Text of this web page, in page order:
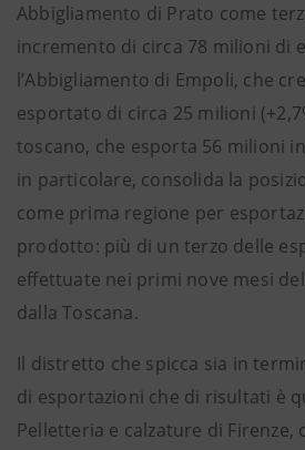
Abbigliamento di Prato come
incremento di circa 78 milioni di
l’Abbigliamento di Empoli, che
esportato di circa 25 milioni
toscano, che esporta 56 milioni in
in particolare, consolida la
come prima regione per
prodotto: più di un terzo delle
effettuate nei primi nove mesi
dalla Toscana.
Il distretto che spicca sia in
di esportazioni che di risultati è
Pelletteria e calzature di Firenze,